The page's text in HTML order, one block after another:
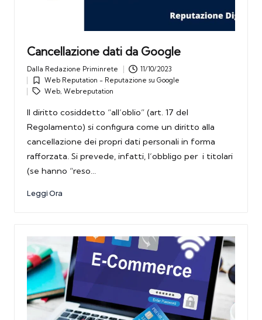
Cancellazione dati da Google
Posted
by
Dalla Redazione Priminrete
11/10/2023
Posted
in
Web Reputation - Reputazione su Google
Tags:
Web, Webreputation
Il diritto cosiddetto “all’oblio” (art. 17 del
Regolamento) si configura come un diritto alla
cancellazione dei propri dati personali in forma
rafforzata. Si prevede, infatti, l’obbligo per i titolari
(se hanno “reso…
Leggi Ora